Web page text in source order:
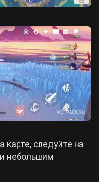
карте, следуйте на
небольшим